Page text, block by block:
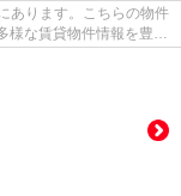
あります。こちらの物件
様な賃貸物件情報を豊富